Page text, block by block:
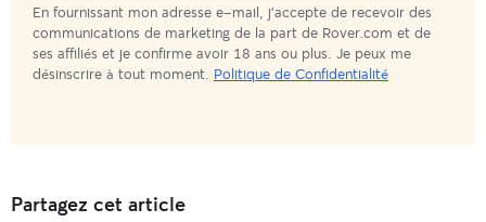
En fournissant mon adresse e-mail, j'accepte de recevoir des
communications de marketing de la part de Rover.com et de
ses affiliés et je confirme avoir 18 ans ou plus. Je peux me
désinscrire à tout moment. Politique de Confidentialité
êtes
abonné(e)
Partagez cet article